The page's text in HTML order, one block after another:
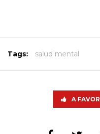
Tags: salud mental
A FAVOR